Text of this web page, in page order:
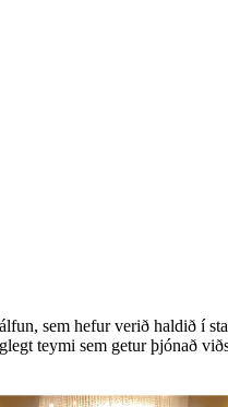
sem hefur verið haldið í
teymi sem getur þjónað